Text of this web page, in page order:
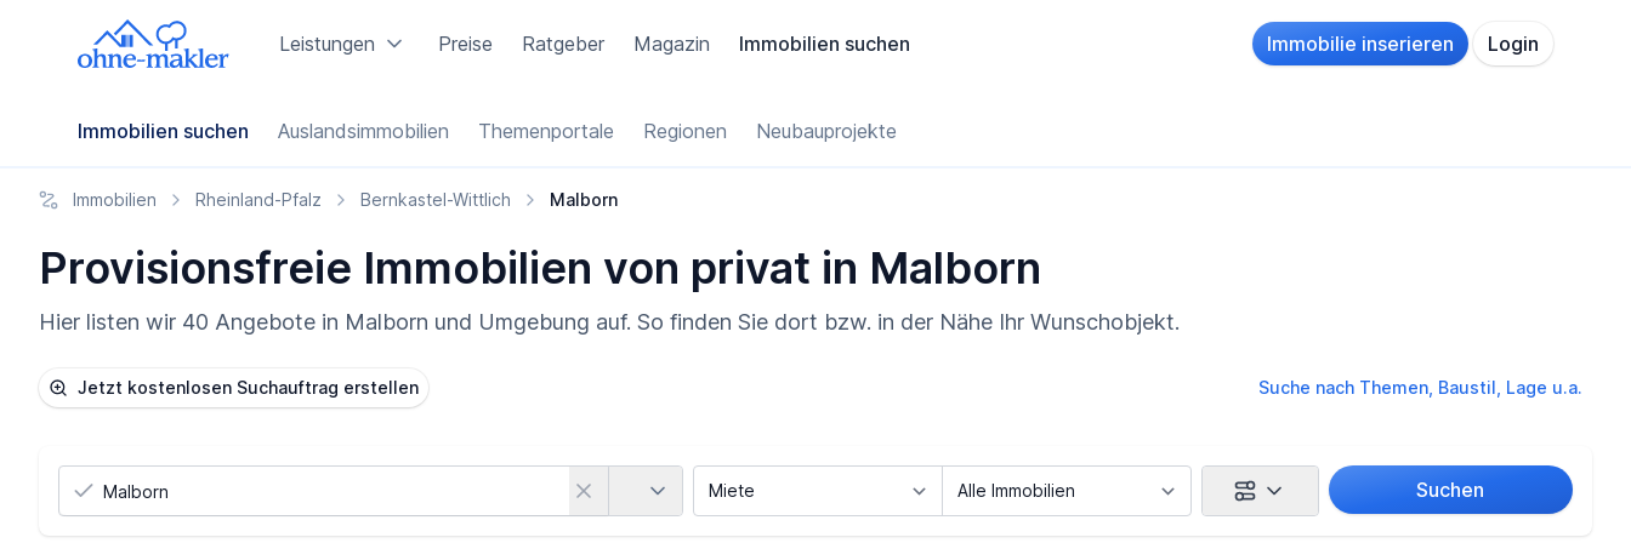
Leistungen Preise Ratgeber Magazin Immobilien suchen Immobilie inserieren Login
Immobilien suchen Auslandsimmobilien Themenportale Regionen Neubauprojekte
Immobilien Rheinland-Pfalz Bernkastel-Wittlich Malborn
Provisionsfreie Immobilien von privat in Malborn
Hier listen wir 40 Angebote in Malborn und Umgebung auf. So finden Sie dort bzw. in der Nähe Ihr Wunschobjekt.
Jetzt kostenlosen Suchauftrag erstellen Suche nach Themen, Baustil, Lage u.a.
Suchen